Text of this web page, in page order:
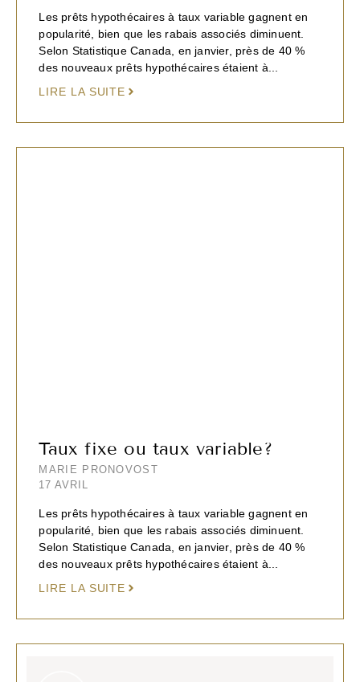
Les prêts hypothécaires à taux variable gagnent en
popularité, bien que les rabais associés diminuent.
Selon Statistique Canada, en janvier, près de 40 %
des nouveaux prêts hypothécaires étaient à...
LIRE LA SUITE
Taux fixe ou taux variable?
MARIE PRONOVOST
17 AVRIL
Les prêts hypothécaires à taux variable gagnent en
popularité, bien que les rabais associés diminuent.
Selon Statistique Canada, en janvier, près de 40 %
des nouveaux prêts hypothécaires étaient à...
LIRE LA SUITE